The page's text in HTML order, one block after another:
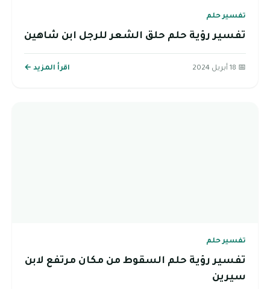
تفسير حلم
تفسير رؤية حلم حلق الشعر للرجل ابن شاهين
📅 18 أبريل 2024 اقرأ المزيد ←
تفسير حلم
تفسير رؤية حلم السقوط من مكان مرتفع لابن
سيرين